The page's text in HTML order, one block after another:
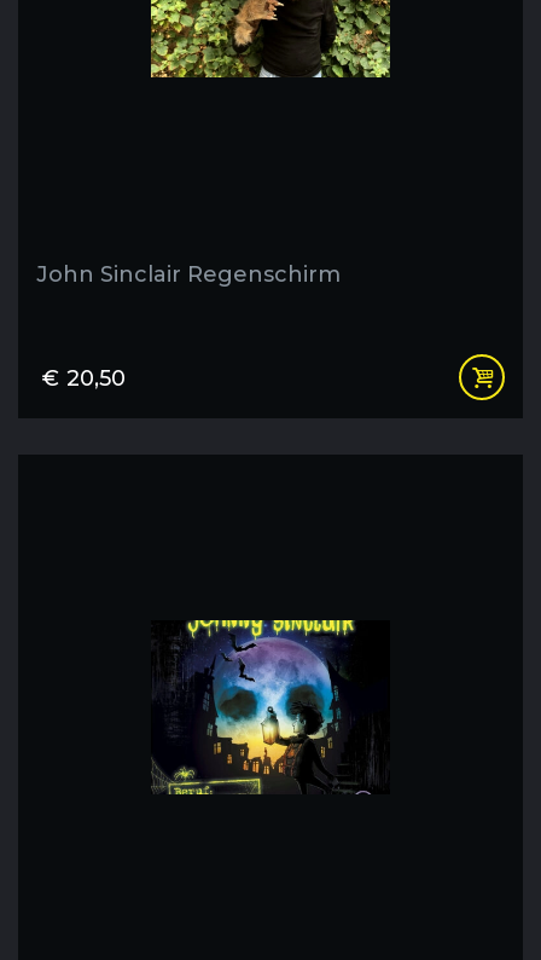
John Sinclair Regenschirm
€ 20,50